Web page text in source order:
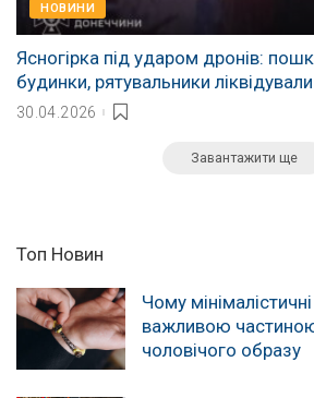
НОВИНИ
Ясногірка під ударом дронів:
будинки, рятувальники
30.04.2026
Завантажити ще
Топ Новин
Чому
важливою
чоловічого образу